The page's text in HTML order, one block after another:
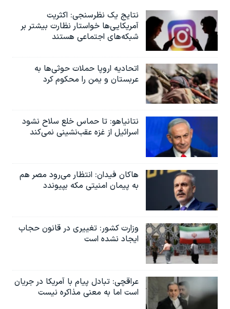
نتایج یک نظرسنجی: اکثریت
آمریکایی‌ها خواستار نظارت بیشتر بر
شبکه‌های اجتماعی هستند
اتحادیه اروپا حملات حوثی‌ها به
عربستان و یمن را محکوم کرد
نتانیاهو: تا حماس خلع سلاح نشود
اسرائیل از غزه عقب‌نشینی نمی‌کند
هاکان فیدان: انتظار می‌رود مصر هم
به پیمان امنیتی مکه بپیوندد
وزارت کشور: تغییری در قانون حجاب
ایجاد نشده است
عراقچی: تبادل پیام با آمریکا در جریان
است اما به معنی مذاکره نیست